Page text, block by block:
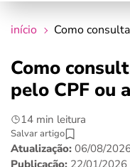
crédito fácil
últimas notícias
ferramentas
início Como
Como
pelo CPF ou
14 min leitura
Salvar artigo
Atualização: 06/08/
Publicação: 22/01/2026